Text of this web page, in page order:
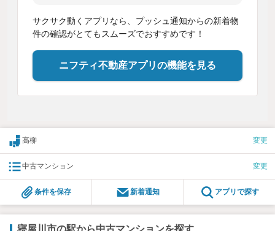
サクサク動くアプリなら、プッシュ通知からの新着物
件の確認がとてもスムーズでおすすめです！
ニフティ不動産アプリの機能を見る
高柳 変更
中古マンション 変更
条件を保存 新着通知 アプリで探す